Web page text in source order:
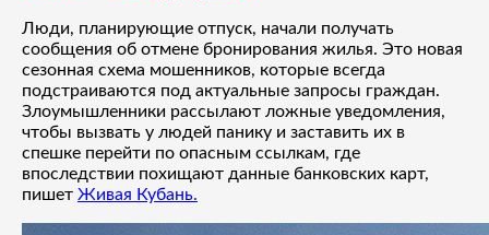
Люди, планирующие отпуск, начали получать
сообщения об отмене бронирования жилья. Это новая
сезонная схема мошенников, которые всегда
подстраиваются под актуальные запросы граждан.
Злоумышленники рассылают ложные уведомления,
чтобы вызвать у людей панику и заставить их в
спешке перейти по опасным ссылкам, где
впоследствии похищают данные банковских карт,
пишет Живая Кубань.